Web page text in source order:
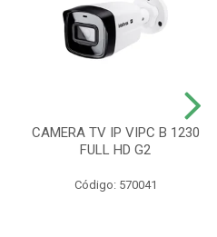
CAMERA TV IP VIPC B 1230
FULL HD G2
Código: 570041